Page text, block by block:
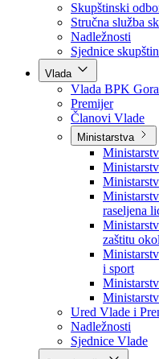
Poslanici po
Poslanici po
Kolegij skupštine
Skupštinski
Stručna služba
Nadležnosti
Sjednice
Vlada
Vlada BPK
Premijer
Članovi Vlade
Ministarstva
raseljena
zaštitu
i sport
Ured Vlade i